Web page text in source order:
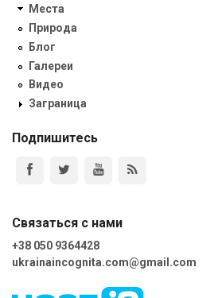
Места
Природа
Блог
Галереи
Видео
Заграница
Подпишитесь
Связаться с нами
+38 050 9364428
ukrainaincognita.com@gmail.com